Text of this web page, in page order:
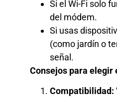
Si el Wi-Fi solo
del módem.
Si usas
(como jardín o
señal.
Consejos para
Compatibilidad: